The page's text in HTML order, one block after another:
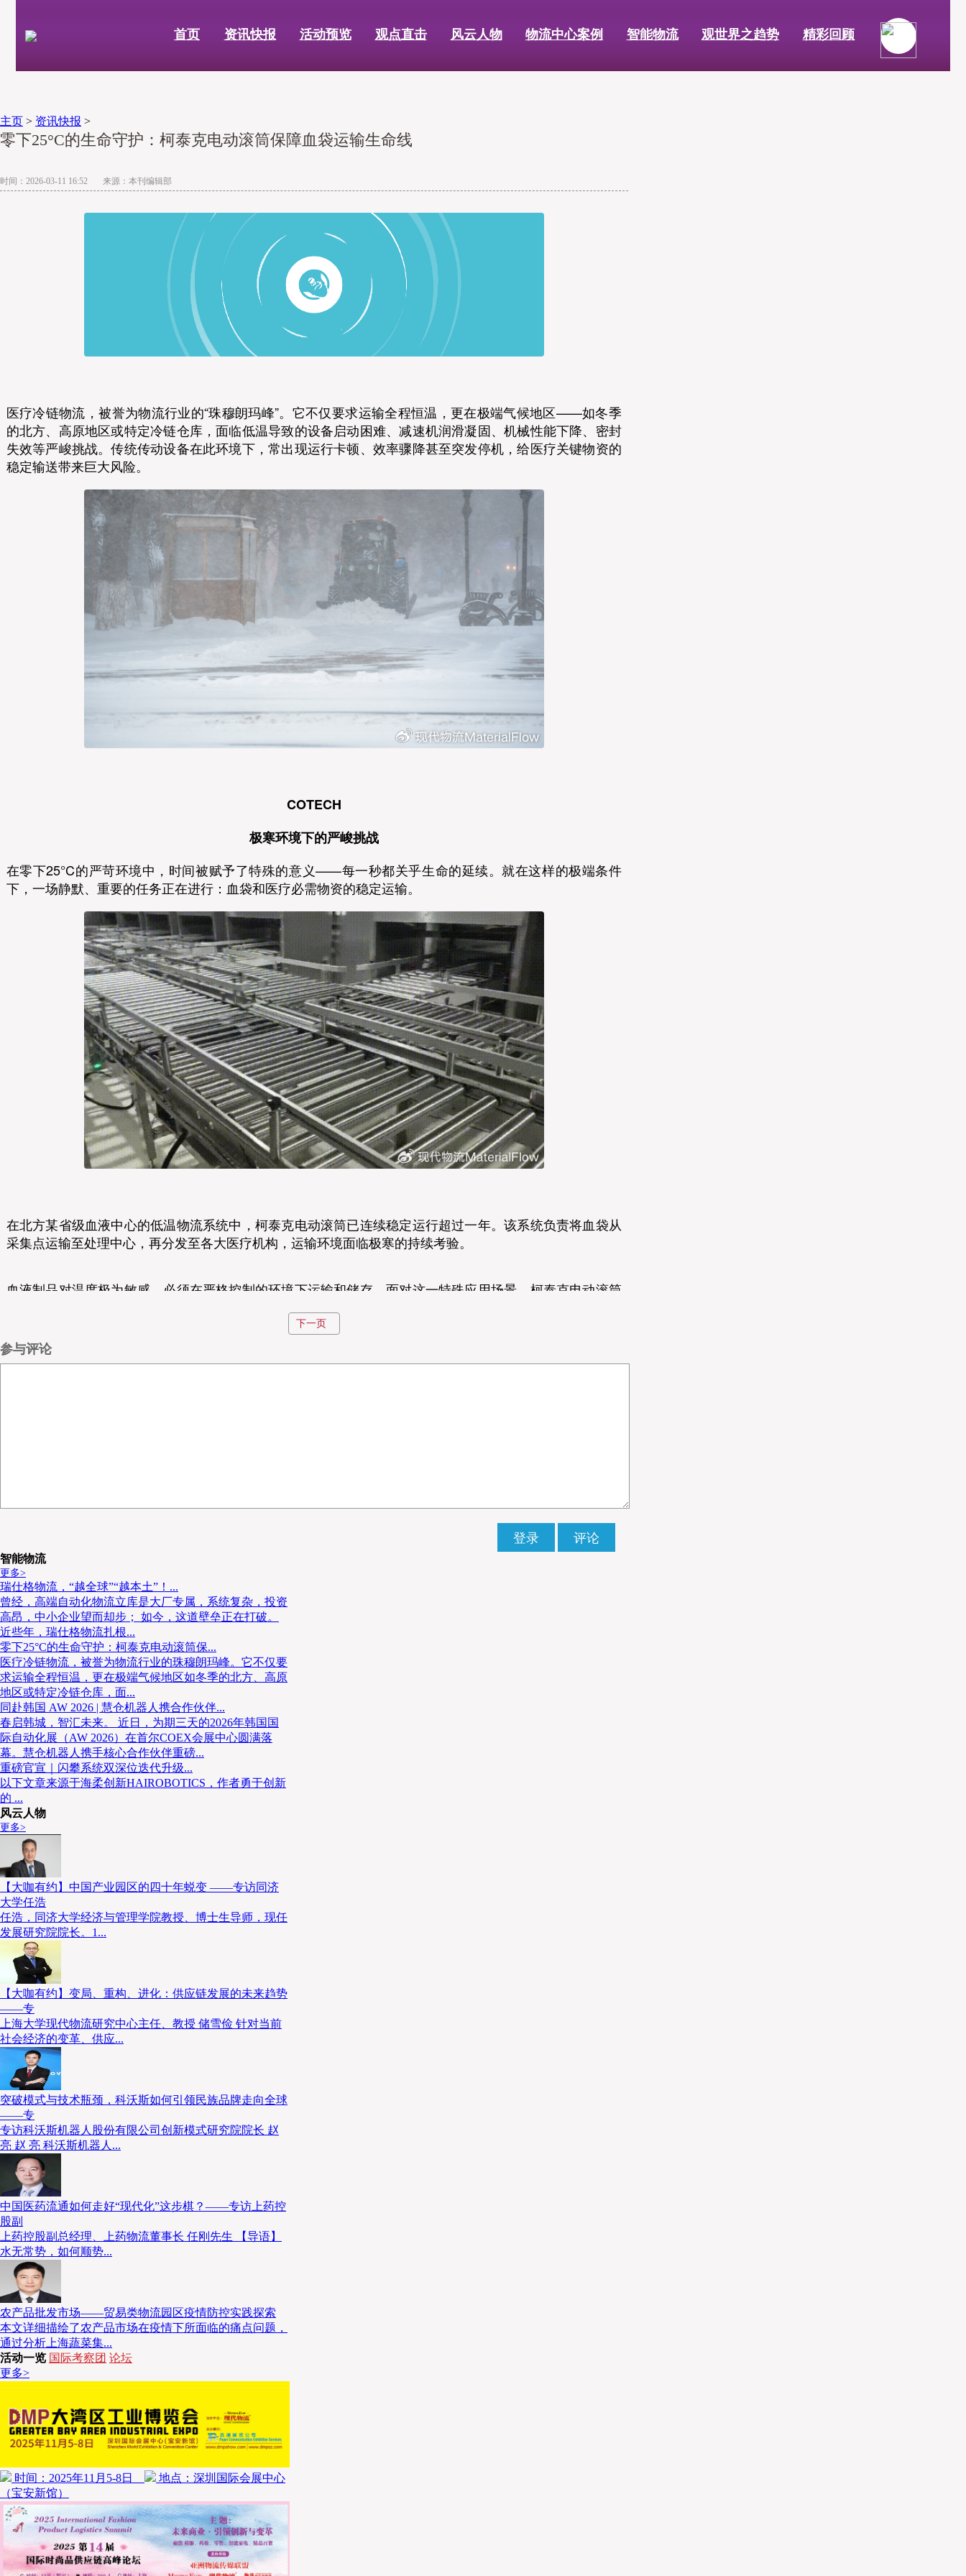
首页 资讯快报 活动预览 观点直击 风云人物 物流中心案例 智能物流 观世界之趋势 精彩回顾
主页 > 资讯快报 >
零下25°C的生命守护：柯泰克电动滚筒保障血袋运输生命线
时间：2026-03-11 16:52 来源：本刊编辑部
医疗冷链物流，被誉为物流行业的“珠穆朗玛峰”。它不仅要求运输全程恒温，更在极端气候地区——如冬季
的北方、高原地区或特定冷链仓库，面临低温导致的设备启动困难、减速机润滑凝固、机械性能下降、密封
失效等严峻挑战。传统传动设备在此环境下，常出现运行卡顿、效率骤降甚至突发停机，给医疗关键物资的
稳定输送带来巨大风险。
COTECH
极寒环境下的严峻挑战
在零下25°C的严苛环境中，时间被赋予了特殊的意义——每一秒都关乎生命的延续。就在这样的极端条件
下，一场静默、重要的任务正在进行：血袋和医疗必需物资的稳定运输。
在北方某省级血液中心的低温物流系统中，柯泰克电动滚筒已连续稳定运行超过一年。该系统负责将血袋从
采集点运输至处理中心，再分发至各大医疗机构，运输环境面临极寒的持续考验。
血液制品对温度极为敏感，必须在严格控制的环境下运输和储存。面对这一特殊应用场景，柯泰克电动滚筒
卓越耐寒设计
采用特殊低温材料和结构设计，确保在-25°C环境下仍能保持优异的机械性能，防止材料脆化和变形。
低温密封技术
专为极寒环境研发的密封系统，有效防止内部润滑剂泄漏，确保滚筒在复杂低温条件下的长期稳定运行。
稳定动力输出
优化电机设计和控制算法，保证在极端温度下仍能提供平稳、可靠的驱动力，确保输送过程无间断。
下一页
参与评论
智能物流
更多>
瑞仕格物流，“越全球”“越本土”！...
曾经，高端自动化物流立库是大厂专属，系统复杂，投资
高昂，中小企业望而却步； 如今，这道壁垒正在打破。
近些年，瑞仕格物流扎根...
零下25°C的生命守护：柯泰克电动滚筒保...
医疗冷链物流，被誉为物流行业的珠穆朗玛峰。它不仅要
求运输全程恒温，更在极端气候地区如冬季的北方、高原
地区或特定冷链仓库，面...
同赴韩国 AW 2026 | 慧仓机器人携合作伙伴...
春启韩城，智汇未来。 近日，为期三天的2026年韩国国
际自动化展（AW 2026）在首尔COEX会展中心圆满落
幕。慧仓机器人携手核心合作伙伴重磅...
重磅官宣｜闪攀系统双深位迭代升级...
以下文章来源于海柔创新HAIROBOTICS，作者勇于创新
的 ...
风云人物
更多>
【大咖有约】中国产业园区的四十年蜕变 ——专访同济
大学任浩
任浩，同济大学经济与管理学院教授、博士生导师，现任
发展研究院院长。1...
【大咖有约】变局、重构、进化：供应链发展的未来趋势
——专
上海大学现代物流研究中心主任、教授 储雪俭 针对当前
社会经济的变革、供应...
突破模式与技术瓶颈，科沃斯如何引领民族品牌走向全球
——专
专访科沃斯机器人股份有限公司创新模式研究院院长 赵
亮 赵 亮 科沃斯机器人...
中国医药流通如何走好“现代化”这步棋？——专访上药控
股副
上药控股副总经理、上药物流董事长 任刚先生 【导语】
水无常势，如何顺势...
农产品批发市场——贸易类物流园区疫情防控实践探索
本文详细描绘了农产品市场在疫情下所面临的痛点问题，
通过分析上海蔬菜集...
活动一览 国际考察团 论坛
更多>
时间：2025年11月5-8日
地点：深圳国际会展中心
（宝安新馆）